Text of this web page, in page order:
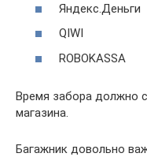
Яндекс.Деньги
QIWI
ROBOKASSA
Время забора должно
магазина.
Багажник довольно